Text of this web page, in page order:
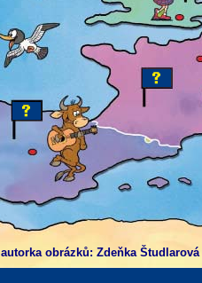
autorka obrázků: Zdeňka Študlarová